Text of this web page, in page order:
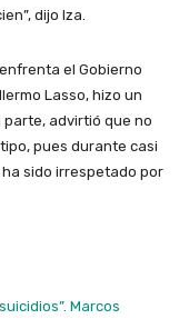
dijo Iza.
el Gobierno
Lasso, hizo un
parte, advirtió que no
pues durante casi
sido irrespetado por
Marcos